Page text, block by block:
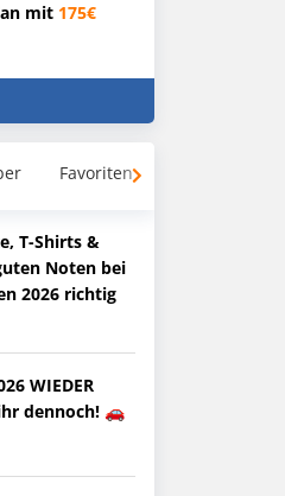
mit 175€
Favoriten
T-Shirts &
Noten bei
2026 richtig
WIEDER
dennoch! 🚗